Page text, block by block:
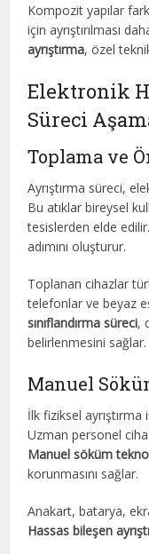
Kompozit yapılar
için ayrıştırılması
ayrıştırma, özel
Elektronik
Süreci
Toplama ve
Ayrıştırma süreci,
Bu atıklar bireysel
tesislerden elde edilir.
adımını oluşturur.
Toplanan cihazlar
telefonlar ve beyaz
sınıflandırma süreci,
belirlenmesini sağlar.
Manuel
İlk fiziksel
Uzman personel
Manuel söküm
korunmasını sağlar.
Anakart, batarya,
Hassas bileşen